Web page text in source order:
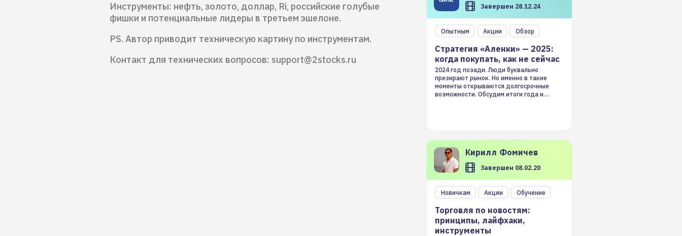
Инструменты: нефть, золото, доллар, Ri, российские голубые
фишки и потенциальные лидеры в третьем эшелоне.
PS. Автор приводит техническую картину по инструментам.
Контакт для технических вопросов: support@2stocks.ru
Завершен 28.12.24
Опытным Акции Обзор
Стратегия «Аленки» — 2025:
когда покупать, как не сейчас
2024 год позади. Люди буквально
презирают рынок. Но именно в такие
моменты открываются долгосрочные
возможности. Обсудим итоги года и
Кирилл Фомичев
Завершен 08.02.20
Новичкам Акции Обучение
Торговля по новостям:
принципы, лайфхаки,
инструменты